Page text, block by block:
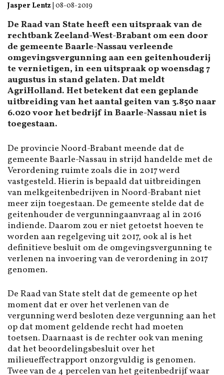
Jasper Lentz 08-08-2019
De Raad van State heeft een uitspraak van de
rechtbank Zeeland-West-Brabant om een door
de gemeente Baarle-Nassau verleende
omgevingsvergunning aan een geitenhouderij
te vernietigen, in een uitspraak op woensdag 7
augustus in stand gelaten. Dat meldt
AgriHolland. Het betekent dat een geplande
uitbreiding van het aantal geiten van 3.850 naar
6.020 voor het bedrijf in Baarle-Nassau niet is
toegestaan.
De provincie Noord-Brabant meende dat de
gemeente Baarle-Nassau in strijd handelde met de
Verordening ruimte zoals die in 2017 werd
vastgesteld. Hierin is bepaald dat uitbreidingen
van melkgeitenbedrijven in Noord-Brabant niet
meer zijn toegestaan. De gemeente stelde dat de
geitenhouder de vergunningaanvraag al in 2016
indiende. Daarom zou er niet getoetst hoeven te
worden aan regelgeving uit 2017, ook al is het
definitieve besluit om de omgevingsvergunning te
verlenen na invoering van de verordening in 2017
genomen.
De Raad van State stelt dat de gemeente op het
moment dat er over het verlenen van de
vergunning werd besloten deze vergunning aan het
op dat moment geldende recht had moeten
toetsen. Daarnaast is de rechter ook van mening
dat het beoordelingsbesluit over het
milieueffectrapport onzorgvuldig is genomen.
Twee van de 4 percelen van het geitenbedrijf waar